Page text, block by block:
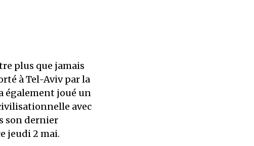
plus que jamais
à Tel-Aviv par la
également joué un
avec
son dernier
jeudi 2 mai.